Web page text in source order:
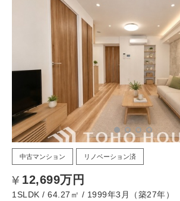
中古マンション リノベーション済
12,699万円
1SLDK / 64.27㎡ / 1999年3月（築27年）